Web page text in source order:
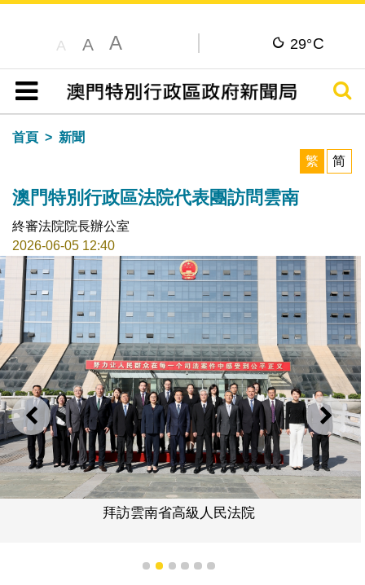
A A A 29°C
目錄
搜尋
首頁
新聞
繁
简
澳門特別行政區法院代表團訪問雲南
終審法院院長辦公室
2026-06-05 12:40
上一則 下一
拜訪雲南省高級人民法院
1 2 3 4 5 6